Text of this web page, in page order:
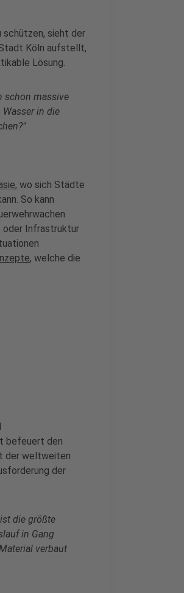
schützen, sieht der
Köln aufstellt,
Lösung.
schon massive
in die
, wo sich Städte
So kann
oder Infrastruktur
, welche die
befeuert den
der weltweiten
der
die größte
in Gang
verbaut